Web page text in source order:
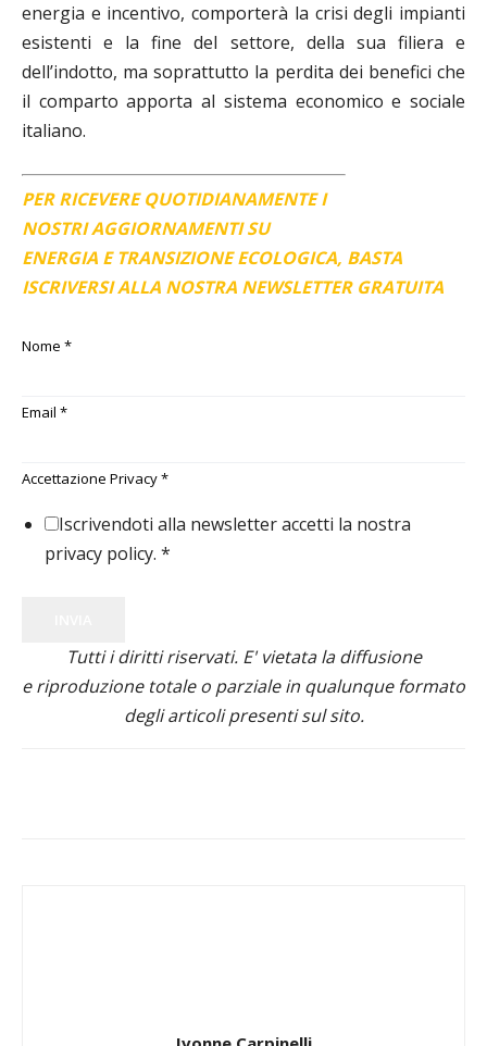
energia e incentivo, comporterà la crisi degli impianti
esistenti e la fine del settore, della sua filiera e
dell’indotto, ma soprattutto la perdita dei benefici che
il comparto apporta al sistema economico e sociale
italiano.
PER RICEVERE QUOTIDIANAMENTE I
NOSTRI AGGIORNAMENTI SU
ENERGIA E TRANSIZIONE ECOLOGICA, BASTA
ISCRIVERSI ALLA NOSTRA NEWSLETTER GRATUITA
Nome *
Email *
Accettazione Privacy*
Iscrivendoti alla newsletter accetti la nostra
privacy policy. *
Tutti i diritti riservati. E' vietata la diffusione
e riproduzione totale o parziale in qualunque formato
degli articoli presenti sul sito.